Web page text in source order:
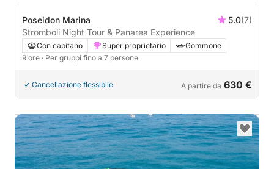
Poseidon Marina 5.0(7)
Stromboli Night Tour & Panarea Experience
Con capitano Super proprietario
Gommone
9 ore · Per gruppi fino a 7 persone
Cancellazione flessibile A partire da 630 €